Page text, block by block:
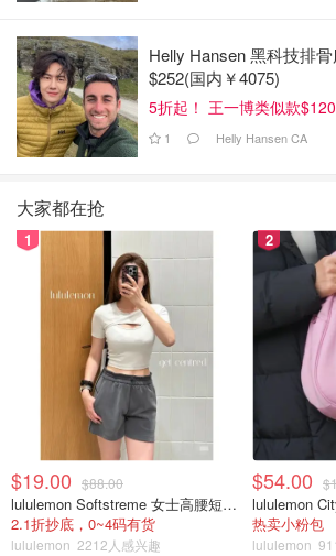
Helly Hansen 黑科技排骨服 | 600蓬羽
$252(国内￥4075)
5折起！ 王一博类似款$120
1 Helly Hansen CA
大家都在抢
1
$19.00 $88.00
lululemon Softstreme 女士高腰短裤 10cm
2.1折抄底，0~4码有货
lululemon 2212人感兴趣
2
$54.00
lululemon
热卖小粉包
lululemon